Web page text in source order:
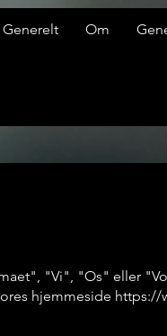
Generelt Om
"Vi", "Os" eller
hjemmeside https://